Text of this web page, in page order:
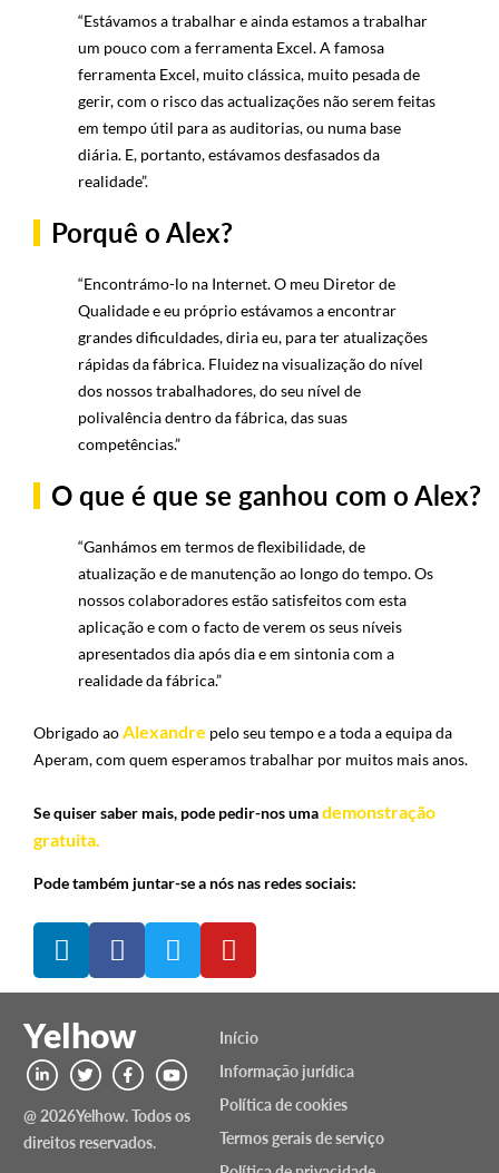
“Estávamos a trabalhar e ainda estamos a trabalhar
um pouco com a ferramenta Excel. A famosa
ferramenta Excel, muito clássica, muito pesada de
gerir, com o risco das actualizações não serem feitas
em tempo útil para as auditorias, ou numa base
diária. E, portanto, estávamos desfasados da
realidade”.
Porquê o Alex?
“Encontrámo-lo na Internet. O meu Diretor de
Qualidade e eu próprio estávamos a encontrar
grandes dificuldades, diria eu, para ter atualizações
rápidas da fábrica. Fluidez na visualização do nível
dos nossos trabalhadores, do seu nível de
polivalência dentro da fábrica, das suas
competências.”
O que é que se ganhou com o Alex?
“Ganhámos em termos de flexibilidade, de
atualização e de manutenção ao longo do tempo. Os
nossos colaboradores estão satisfeitos com esta
aplicação e com o facto de verem os seus níveis
apresentados dia após dia e em sintonia com a
realidade da fábrica.”
Obrigado aoAlexandre pelo seu tempo e a toda a equipa da
Aperam, com quem esperamos trabalhar por muitos mais anos.
Se quiser saber mais, pode pedir-nos umademonstração
gratuita.
Pode também juntar-se a nós nas redes sociais:
Yelhow
@ 2026Yelhow. Todos os
direitos reservados.
Início
Informação jurídica
Política de cookies
Termos gerais de serviço